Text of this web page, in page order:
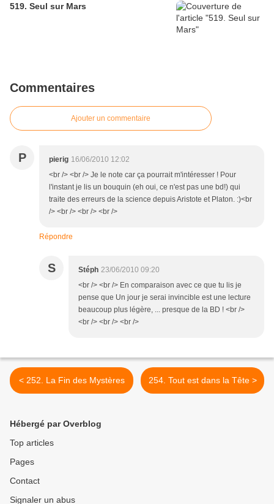
519. Seul sur Mars
Commentaires
Ajouter un commentaire
P pierig 16/06/2010 12:02
<br /> <br /> Je le note car ça pourrait m'intéresser ! Pour
l'instant je lis un bouquin (eh oui, ce n'est pas une bd!) qui
traite des erreurs de la science depuis Aristote et Platon. :)<br
/> <br /> <br /> <br />
Répondre
S Stéph 23/06/2010 09:20
<br /> <br /> En comparaison avec ce que tu lis je
pense que Un jour je serai invincible est une lecture
beaucoup plus légère, ... presque de la BD ! <br />
<br /> <br /> <br />
< 252. La Fin des Mystères 254. Tout est dans la Tête >
Hébergé par Overblog
Top articles
Pages
Contact
Signaler un abus